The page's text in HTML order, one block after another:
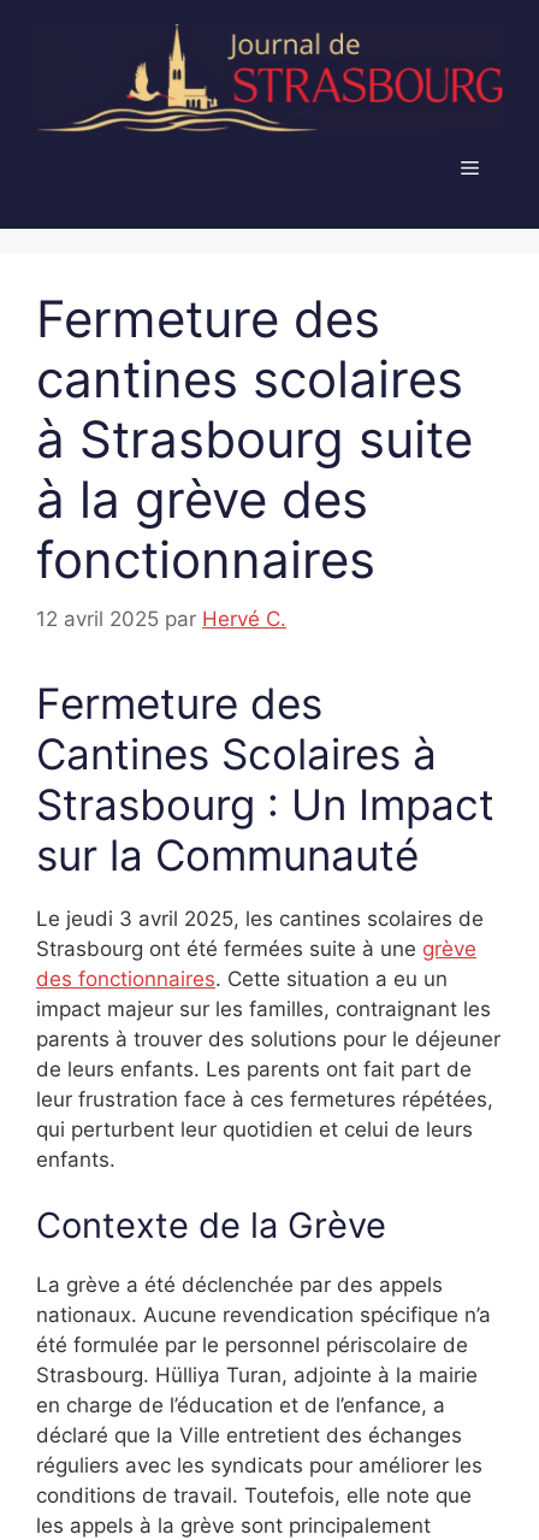
Menu
Fermeture des
cantines scolaires
à Strasbourg suite
à la grève des
fonctionnaires
12 avril 2025 par Hervé C.
Fermeture des
Cantines Scolaires à
Strasbourg : Un Impact
sur la Communauté
Le jeudi 3 avril 2025, les cantines scolaires de
Strasbourg ont été fermées suite à une grève
des fonctionnaires. Cette situation a eu un
impact majeur sur les familles, contraignant les
parents à trouver des solutions pour le déjeuner
de leurs enfants. Les parents ont fait part de
leur frustration face à ces fermetures répétées,
qui perturbent leur quotidien et celui de leurs
enfants.
Contexte de la Grève
La grève a été déclenchée par des appels
nationaux. Aucune revendication spécifique n’a
été formulée par le personnel périscolaire de
Strasbourg. Hülliya Turan, adjointe à la mairie
en charge de l’éducation et de l’enfance, a
déclaré que la Ville entretient des échanges
réguliers avec les syndicats pour améliorer les
conditions de travail. Toutefois, elle note que
les appels à la grève sont principalement